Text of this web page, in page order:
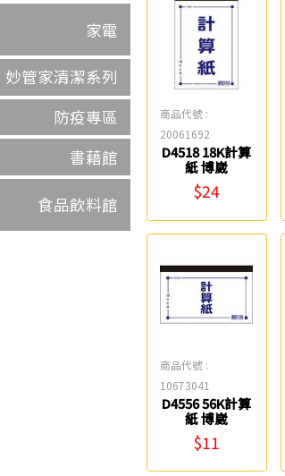
家電
妙管家清潔系列
防疫專區
書藉館
食品飲料館
商品代號 :
20061692
D4518 18K計算
紙 博崴
$24
商品代號 :
10673041
D4556 56K計算
紙 博崴
$11